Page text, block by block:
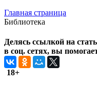
Главная страница
Библиотека
Делясь ссылкой на
в соц. сетях, вы
18+